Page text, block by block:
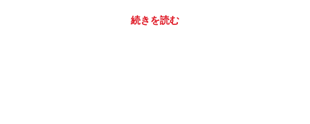
続きを読む